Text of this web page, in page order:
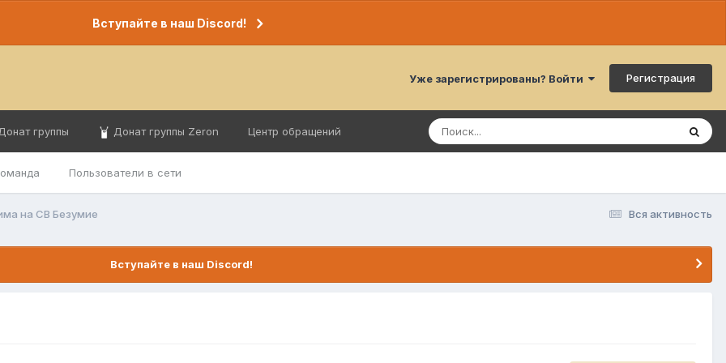
Вступайте в наш Discord!
Уже зарегистрированы? Войти Регистрация
Пользователи в сети
группы Донат группы Zeron Центр обращений
Вся активность
на СВ Безумие
Вступайте в наш Discord!